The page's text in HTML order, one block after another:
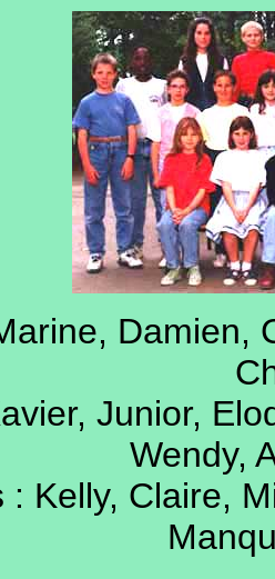
Damien,
Junior,
Wendy,
: Kelly, Claire,